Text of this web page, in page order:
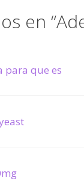
en
para que es